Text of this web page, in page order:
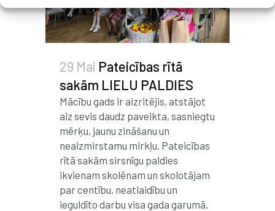
29 Mai Pateicības rītā
sakām LIELU PALDIES
Mācību gads ir aizritējis, atstājot
aiz sevis daudz paveikta, sasniegtu
mērķu, jaunu zināšanu un
neaizmirstamu mirkļu. Pateicības
rītā sakām sirsnīgu paldies
ikvienam skolēnam un skolotājam
par centību, neatlaidību un
ieguldīto darbu visa gada garumā.